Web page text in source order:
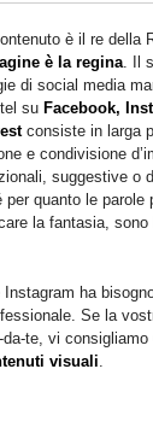
è il re della
è la regina. Il
di social media
su Facebook,
consiste in larga
e condivisione
suggestive o
per quanto le parole
la fantasia, sono
ha
Se la
te, vi consigliamo
visuali.